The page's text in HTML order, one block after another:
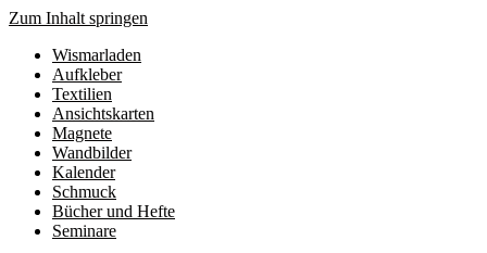
Zum Inhalt springen
Wismarladen
Aufkleber
Textilien
Ansichtskarten
Magnete
Wandbilder
Kalender
Schmuck
Bücher und Hefte
Seminare